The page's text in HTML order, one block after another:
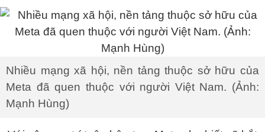
Nhiều mạng xã hội, nền tảng thuộc sở hữu của
Meta đã quen thuộc với người Việt Nam. (Ảnh:
Mạnh Hùng)